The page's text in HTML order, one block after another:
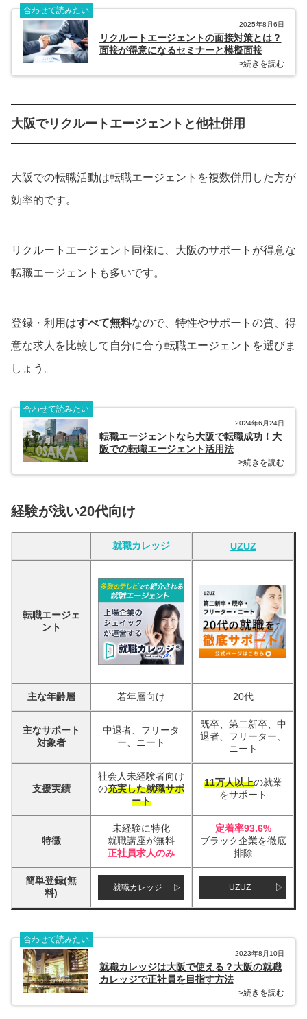
合わせて読みたい
2025年8月6日
リクルートエージェントの面接対策とは？
面接が得意になるセミナーと模擬面接
>続きを読む
大阪でリクルートエージェントと他社併用
大阪での転職活動は転職エージェントを複数併用した方が
効率的です。
リクルートエージェント同様に、大阪のサポートが得意な
転職エージェントも多いです。
登録・利用はすべて無料なので、特性やサポートの質、得
意な求人を比較して自分に合う転職エージェントを選びま
しょう。
合わせて読みたい
2024年6月24日
転職エージェントなら大阪で転職成功！大
阪での転職エージェント活用法
>続きを読む
経験が浅い20代向け
就職カレッジ UZUZ
転職エージェ
ント
主な年齢層 若年層向け 20代
主なサポート
対象者
中退者、フリータ
ー、ニート
既卒、第二新卒、中
退者、フリーター、
ニート
支援実績
社会人未経験者向け
の充実した就職サポ
ート
11万人以上の就業
をサポート
特徴
未経験に特化
就職講座が無料
正社員求人のみ
定着率93.6%
ブラック企業を徹底
排除
簡単登録(無
料)
就職カレッジ UZUZ
合わせて読みたい
2023年8月10日
就職カレッジは大阪で使える？大阪の就職
カレッジで正社員を目指す方法
>続きを読む